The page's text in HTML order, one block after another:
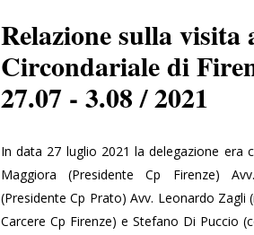
Relazione sulla visita
Circondariale di
27.07 - 3.08 / 2021
In data 27 luglio 2021 la delegazione era
Maggiora (Presidente Cp Firenze)
(Presidente Cp Prato) Avv. Leonardo Zagli
Carcere Cp Firenze) e Stefano Di Puccio